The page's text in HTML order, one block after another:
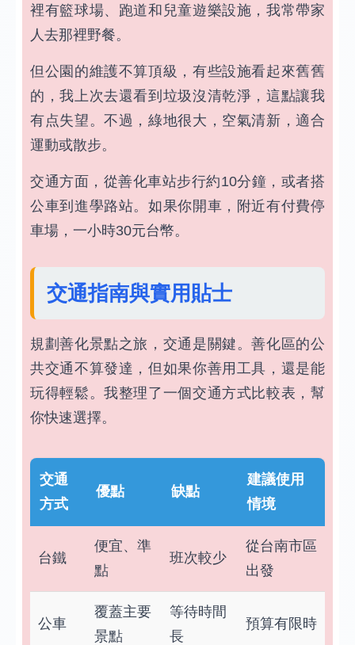
裡有籃球場、跑道和兒童遊樂設施，我常帶家
人去那裡野餐。
但公園的維護不算頂級，有些設施看起來舊舊
的，我上次去還看到垃圾沒清乾淨，這點讓我
有点失望。不過，綠地很大，空氣清新，適合
運動或散步。
交通方面，從善化車站步行約10分鐘，或者搭
公車到進學路站。如果你開車，附近有付費停
車場，一小時30元台幣。
交通指南與實用貼士
規劃善化景點之旅，交通是關鍵。善化區的公
共交通不算發達，但如果你善用工具，還是能
玩得輕鬆。我整理了一個交通方式比較表，幫
你快速選擇。
交通
方式
優點 缺點
建議使用
情境
台鐵
便宜、準
點
班次較少
從台南市區
出發
公車
覆蓋主要
景點
等待時間
長
預算有限時